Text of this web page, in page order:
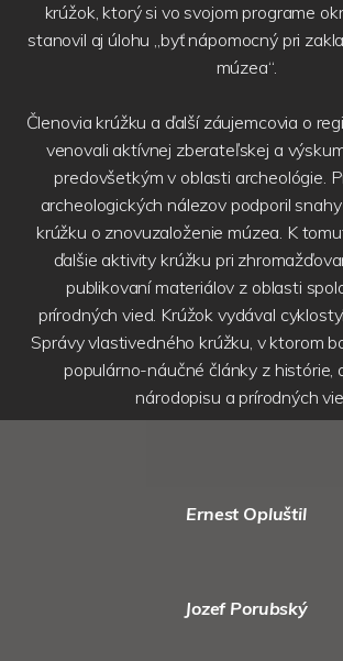
krúžok, ktorý si vo svojom programe
stanovil aj úlohu „byť nápomocný pri
múzea“.
Členovia krúžku a ďalší záujemcovia o
venovali aktívnej zberateľskej a
predovšetkým v oblasti archeológie.
archeologických nálezov podporil
krúžku o znovuzaloženie múzea. K
ďalšie aktivity krúžku pri
publikovaní materiálov z oblasti
prírodných vied. Krúžok vydával
Správy vlastivedného krúžku, v ktorom
populárno-náučné články z histórie,
národopisu a prírodných
Ernest Opluštil
Jozef Porubský